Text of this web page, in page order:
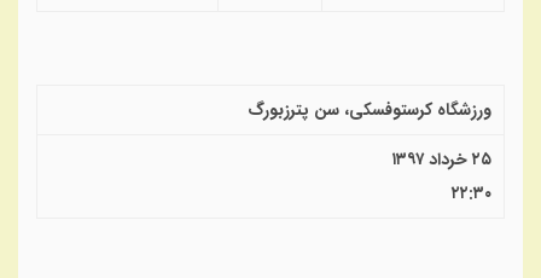
ورزشگاه کرستوفسکی، سن پترزبورگ
۲۵ خرداد ۱۳۹۷
۲۲:۳۰